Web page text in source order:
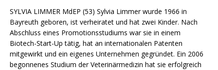
SYLVIA LIMMER MdEP (53) Sylvia Limmer wurde 1966 in
Bayreuth geboren, ist verheiratet und hat zwei Kinder. Nach
Abschluss eines Promotionsstudiums war sie in einem
Biotech-Start-Up tätig, hat an internationalen Patenten
mitgewirkt und ein eigenes Unternehmen gegründet. Ein 2006
begonnenes Studium der Veterinärmedizin hat sie erfolgreich